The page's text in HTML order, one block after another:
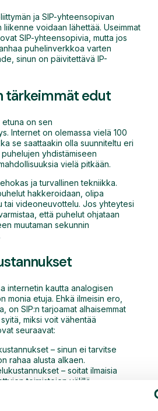
ja SIP-yhteensopivan
voidaan lähettää. Useimmat
SIP-yhteensopivia, mutta jos
puhelinverkkoa varten
sinun on päivitettävä IP-
tärkeimmät edut
etuna on sen
Internet on olemassa vielä 100
se saattaakin olla suunniteltu eri
yhdistämiseen
vielä pitkään.
ja turvallinen tekniikka.
hakkeroidaan, olipa
tai videoneuvottelu. Jos yhteytesi
että puhelut ohjataan
muutaman sekunnin
internetin kautta analogisen
monia etuja. Ehkä ilmeisin ero,
on SIP:n tarjoamat alhaisemmat
miksi voit vähentää
seuraavat:
– sinun ei tarvitse
rahaa alusta alkaen.
– soitat ilmaisia
toimistojen välillä.
tilausten määrää.
tietyn operaattorin linjojen